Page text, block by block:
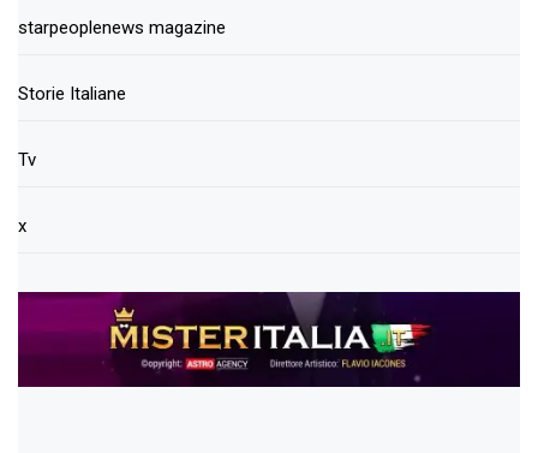
starpeoplenews magazine
Storie Italiane
Tv
x